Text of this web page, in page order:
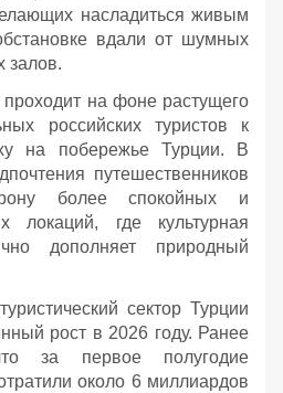
насладиться живым
вдали от шумных
залов.
на фоне растущего
российских туристов к
на побережье Турции. В
путешественников
более спокойных и
локаций, где культурная
дополняет природный
сектор Турции
рост в 2026 году. Ранее
за первое полугодие
около 6 миллиардов